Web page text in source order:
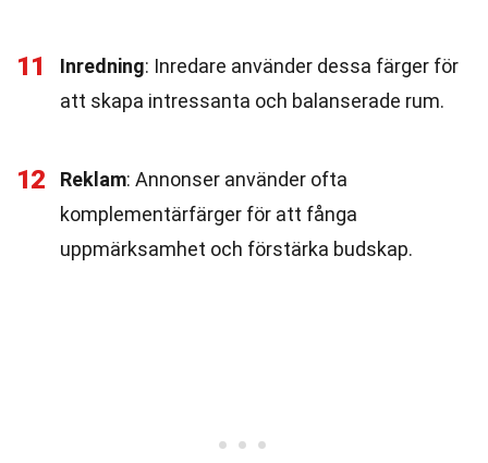
11 Inredning: Inredare använder dessa färger för
att skapa intressanta och balanserade rum.
12 Reklam: Annonser använder ofta
komplementärfärger för att fånga
uppmärksamhet och förstärka budskap.